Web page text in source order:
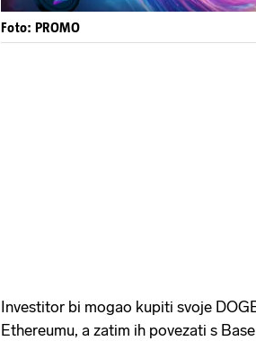
Foto: PROMO
Investitor bi mogao kupiti svoje
Ethereumu, a zatim ih povezati s